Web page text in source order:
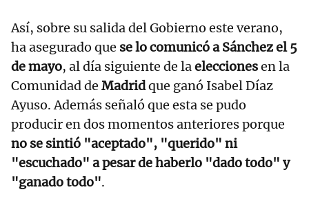
Así, sobre su salida del Gobierno este verano,
ha asegurado que se lo comunicó a Sánchez el 5
de mayo, al día siguiente de laeleccionesen la
Comunidad de Madridque ganó Isabel Díaz
Ayuso. Además señaló que esta se pudo
producir en dos momentos anteriores porque
no se sintió "aceptado", "querido" ni
"escuchado" a pesar de haberlo "dado todo" y
"ganado todo".